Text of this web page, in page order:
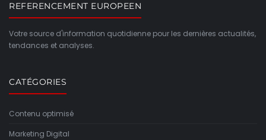
REFERENCEMENT EUROPEEN
Votre source d'information quotidienne pour les dernières actualités,
tendances et analyses.
CATÉGORIES
Contenu optimisé
Marketing Digital